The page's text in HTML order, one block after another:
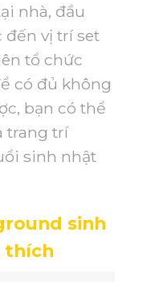
nhà, đầu
đến vị trí set
tổ chức
có đủ không
bạn có thể
trang trí
sinh nhật
sinh
thích